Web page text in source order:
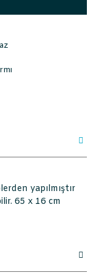
yapılmıştır
65 x 16 cm